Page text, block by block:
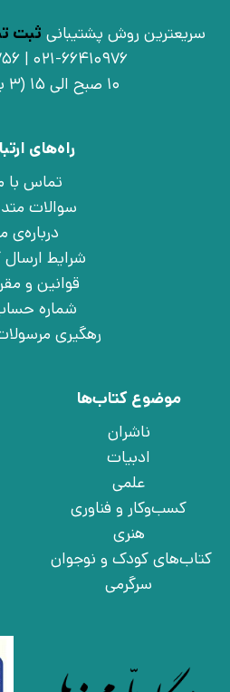
سریعترین روش پشتیبانی ثبت
021-66410976 | 09030925756
10 صبح الی 15 (3 بعد از ظهر)
راه‌های
تماس با
سوالات
درباره‌ی
شرایط
قوانین و
شماره
رهگیری
موضوع کتاب‌ها
ناشران
ادبیات
علمی
کسب‌وکار و فناوری
هنری
کتاب‌های کودک و نوجوان
سرگرمی